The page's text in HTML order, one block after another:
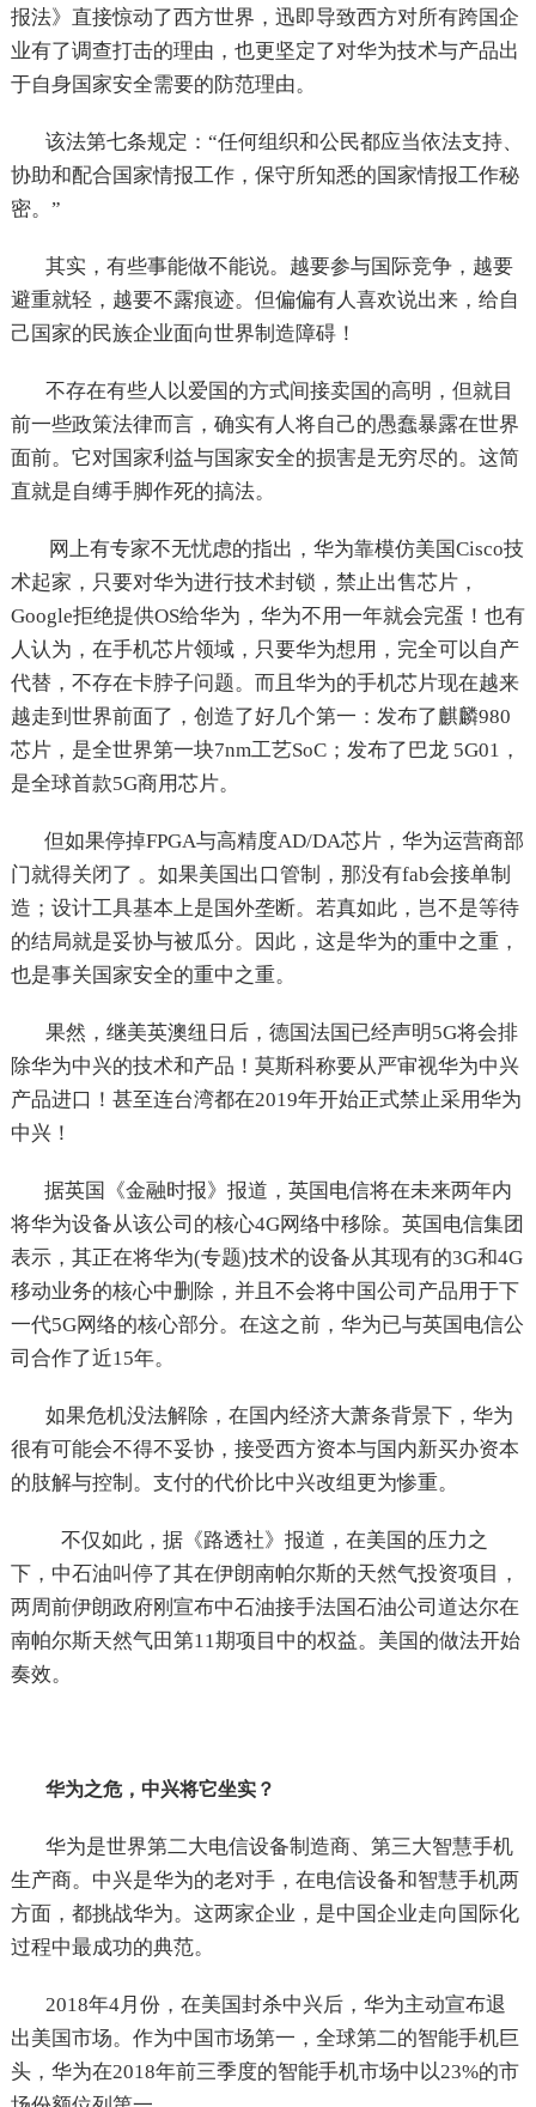
报法》直接惊动了西方世界，迅即导致西方对所有跨国企
业有了调查打击的理由，也更坚定了对华为技术与产品出
于自身国家安全需要的防范理由。
该法第七条规定：“任何组织和公民都应当依法支持、
协助和配合国家情报工作，保守所知悉的国家情报工作秘
密。”
其实，有些事能做不能说。越要参与国际竞争，越要
避重就轻，越要不露痕迹。但偏偏有人喜欢说出来，给自
己国家的民族企业面向世界制造障碍！
不存在有些人以爱国的方式间接卖国的高明，但就目
前一些政策法律而言，确实有人将自己的愚蠢暴露在世界
面前。它对国家利益与国家安全的损害是无穷尽的。这简
直就是自缚手脚作死的搞法。
网上有专家不无忧虑的指出，华为靠模仿美国Cisco技
术起家，只要对华为进行技术封锁，禁止出售芯片，
Google拒绝提供OS给华为，华为不用一年就会完蛋！也有
人认为，在手机芯片领域，只要华为想用，完全可以自产
代替，不存在卡脖子问题。而且华为的手机芯片现在越来
越走到世界前面了，创造了好几个第一：发布了麒麟980
芯片，是全世界第一块7nm工艺SoC；发布了巴龙 5G01，
是全球首款5G商用芯片。
但如果停掉FPGA与高精度AD/DA芯片，华为运营商部
门就得关闭了 。如果美国出口管制，那没有fab会接单制
造；设计工具基本上是国外垄断。若真如此，岂不是等待
的结局就是妥协与被瓜分。因此，这是华为的重中之重，
也是事关国家安全的重中之重。
果然，继美英澳纽日后，德国法国已经声明5G将会排
除华为中兴的技术和产品！莫斯科称要从严审视华为中兴
产品进口！甚至连台湾都在2019年开始正式禁止采用华为
中兴！
据英国《金融时报》报道，英国电信将在未来两年内
将华为设备从该公司的核心4G网络中移除。英国电信集团
表示，其正在将华为(专题)技术的设备从其现有的3G和4G
移动业务的核心中删除，并且不会将中国公司产品用于下
一代5G网络的核心部分。在这之前，华为已与英国电信公
司合作了近15年。
如果危机没法解除，在国内经济大萧条背景下，华为
很有可能会不得不妥协，接受西方资本与国内新买办资本
的肢解与控制。支付的代价比中兴改组更为惨重。
不仅如此，据《路透社》报道，在美国的压力之
下，中石油叫停了其在伊朗南帕尔斯的天然气投资项目，
两周前伊朗政府刚宣布中石油接手法国石油公司道达尔在
南帕尔斯天然气田第11期项目中的权益。美国的做法开始
奏效。
华为之危，中兴将它坐实？
华为是世界第二大电信设备制造商、第三大智慧手机
生产商。中兴是华为的老对手，在电信设备和智慧手机两
方面，都挑战华为。这两家企业，是中国企业走向国际化
过程中最成功的典范。
2018年4月份，在美国封杀中兴后，华为主动宣布退
出美国市场。作为中国市场第一，全球第二的智能手机巨
头，华为在2018年前三季度的智能手机市场中以23%的市